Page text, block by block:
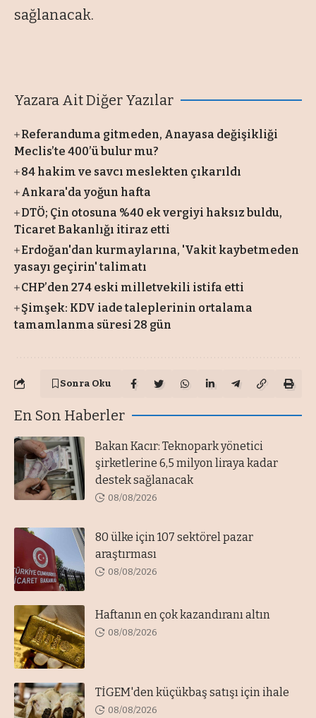
sağlanacak.
Yazara Ait Diğer Yazılar
Referanduma gitmeden, Anayasa değişikliği
Meclis’te 400’ü bulur mu?
84 hakim ve savcı meslekten çıkarıldı
Ankara'da yoğun hafta
DTÖ; Çin otosuna %40 ek vergiyi haksız buldu,
Ticaret Bakanlığı itiraz etti
Erdoğan'dan kurmaylarına, 'Vakit kaybetmeden
yasayı geçirin' talimatı
CHP’den 274 eski milletvekili istifa etti
Şimşek: KDV iade taleplerinin ortalama
tamamlanma süresi 28 gün
Sonra Oku
En Son Haberler
Bakan Kacır: Teknopark yönetici
şirketlerine 6,5 milyon liraya kadar
destek sağlanacak
08/08/2026
80 ülke için 107 sektörel pazar
araştırması
08/08/2026
Haftanın en çok kazandıranı altın
08/08/2026
TİGEM'den küçükbaş satışı için ihale
08/08/2026